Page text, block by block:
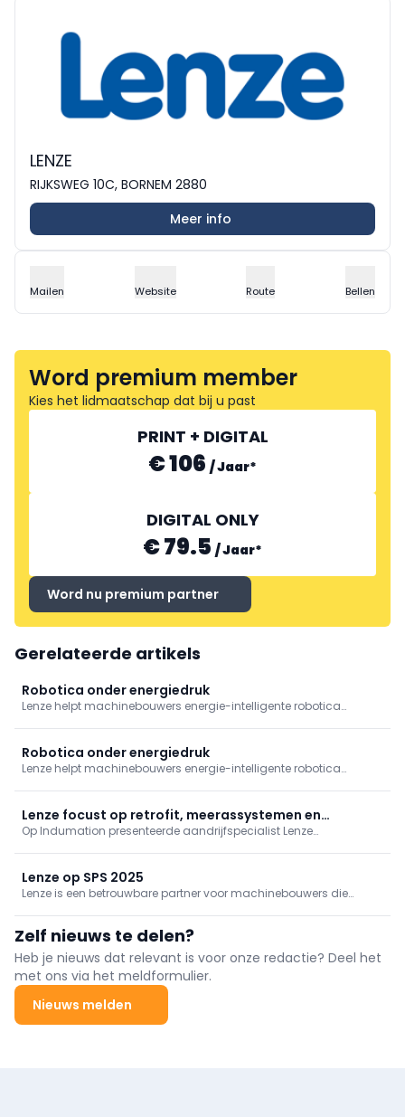
LENZE
RIJKSWEG 10C, BORNEM 2880
Meer info
Mailen Website Route Bellen
Word premium member
Kies het lidmaatschap dat bij u past
PRINT + DIGITAL
€ 106 /Jaar*
DIGITAL ONLY
€ 79.5 /Jaar*
Word nu premium partner
Gerelateerde artikels
Robotica onder energiedruk
Lenze helpt machinebouwers energie-intelligente robotica
toekomstbestendige, schaalbare machinebouw.
Robotica onder energiedruk
Lenze helpt machinebouwers energie-intelligente robotica
toekomstbestendige, schaalbare machinebouw.
Lenze focust op retrofit, meerassystemen en
decentralisatie
Op Indumation presenteerde aandrijfspecialist Lenze
sneller, efficiënter en duurzamer te produceren.
Lenze op SPS 2025
Lenze is een betrouwbare partner voor machinebouwers die
maken ze efficiënte productie van kleine series mogelijk. Hierdoor
kunnen machinebouwers sneller inspelen op de veranderende
marktvraag en competitief blijven in de industrie. Lenze biedt
oplossingen die zorgen voor een efficiëntere en flexibelere
productie, waardoor klanten kunnen blijven groeien en succesvol
opereren in een dynamische marktomgeving.
Zelf nieuws te delen?
Heb je nieuws dat relevant is voor onze redactie? Deel het
met ons via het meldformulier.
Nieuws melden